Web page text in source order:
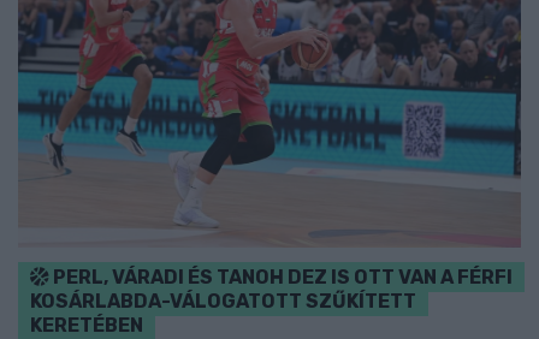
PERL, VÁRADI ÉS TANOH DEZ IS OTT VAN A FÉRFI
KOSÁRLABDA-VÁLOGATOTT SZŰKÍTETT
KERETÉBEN